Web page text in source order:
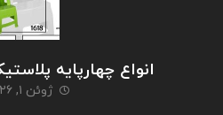
انواع چهارپایه
ژوئن ۱, ۲۰۲۶